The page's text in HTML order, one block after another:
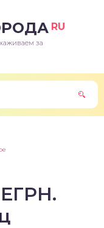
RU
за